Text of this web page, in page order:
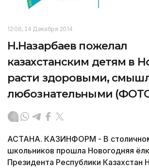
12:06, 24 Декабря 2014
Н.Назарбаев пожелал
казахстанским детям в
расти здоровыми,
любознательными
АСТАНА. КАЗИНФОРМ - В
школьников прошла Новогодняя
Президента Республики Казахстан